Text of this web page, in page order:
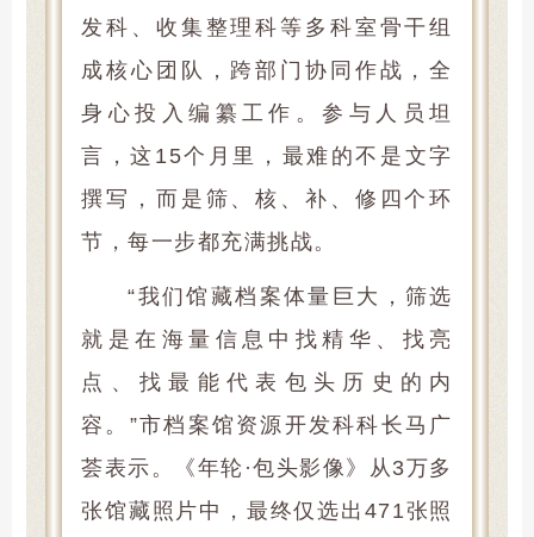
发科、收集整理科等多科室骨干组
成核心团队，跨部门协同作战，全
身心投入编纂工作。参与人员坦
言，这15个月里，最难的不是文字
撰写，而是筛、核、补、修四个环
节，每一步都充满挑战。
“我们馆藏档案体量巨大，筛选
就是在海量信息中找精华、找亮
点、找最能代表包头历史的内
容。”市档案馆资源开发科科长马广
荟表示。《年轮·包头影像》从3万多
张馆藏照片中，最终仅选出471张照